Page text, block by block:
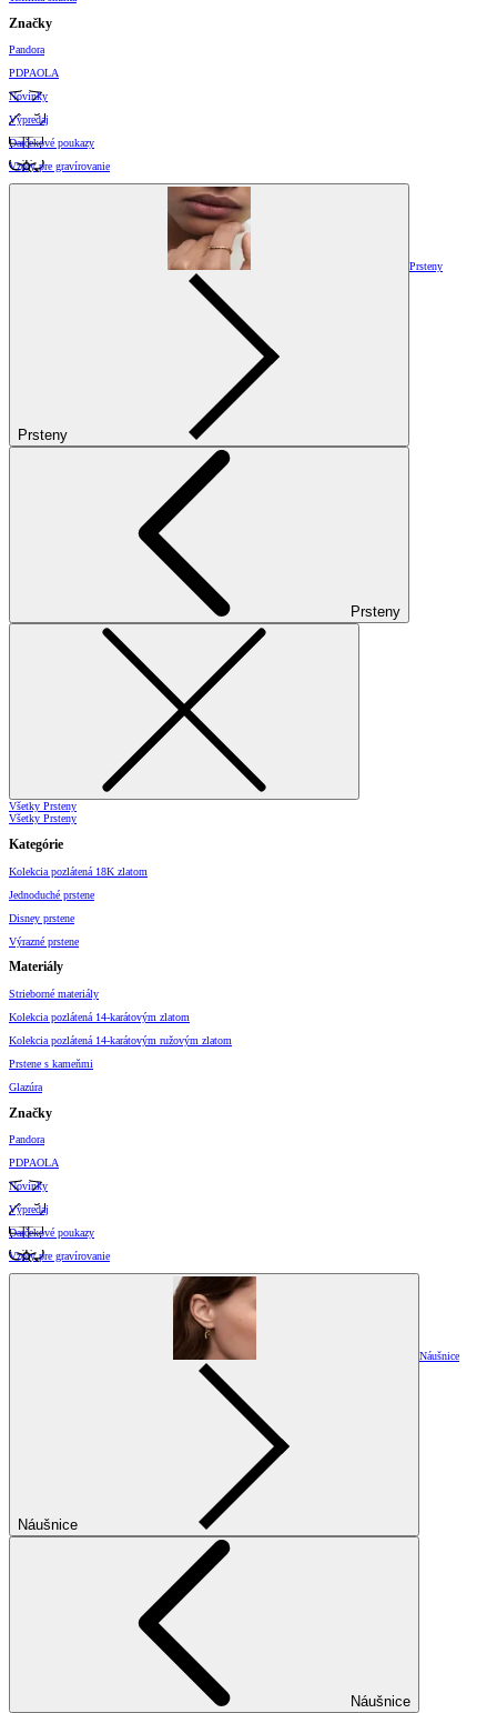
Značky
Pandora
PDPAOLA
Novinky
Výpredaj
Darčekové poukazy
Vzory pre gravírovanie
Prsteny
Prsteny
Prsteny
Všetky Prsteny
Všetky Prsteny
Kategórie
Kolekcia pozlátená 18K zlatom
Jednoduché prstene
Disney prstene
Výrazné prstene
Materiály
Strieborné materiály
Kolekcia pozlátená 14-karátovým zlatom
Kolekcia pozlátená 14-karátovým ružovým zlatom
Prstene s kameňmi
Glazúra
Značky
Pandora
PDPAOLA
Novinky
Výpredaj
Darčekové poukazy
Vzory pre gravírovanie
Náušnice
Náušnice
Náušnice